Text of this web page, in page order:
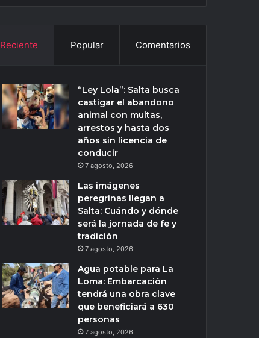
Reciente Popular Comentarios
“Ley Lola”: Salta busca
castigar el abandono
animal con multas,
arrestos y hasta dos
años sin licencia de
conducir
7 agosto, 2026
Las imágenes
peregrinas llegan a
Salta: Cuándo y dónde
será la jornada de fe y
tradición
7 agosto, 2026
Agua potable para La
Loma: Embarcación
tendrá una obra clave
que beneficiará a 630
personas
7 agosto, 2026